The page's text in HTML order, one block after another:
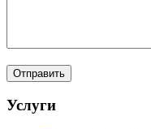
Услуги